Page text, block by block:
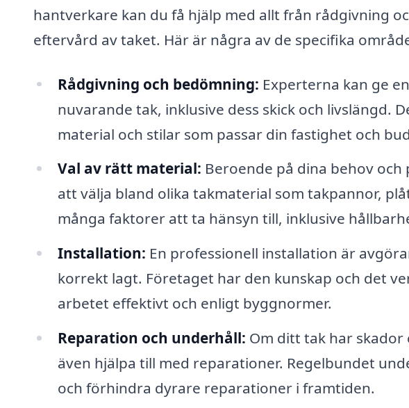
hantverkare kan du få hjälp med allt från rådgivning
eftervård av taket. Här är några av de specifika
Rådgivning och bedömning: Experterna kan ge
nuvarande tak, inklusive dess skick och livslängd.
material och stilar som passar din fastighet och
Val av rätt material: Beroende på dina behov
att välja bland olika takmaterial som takpannor,
många faktorer att ta hänsyn till, inklusive
Installation: En professionell installation är
korrekt lagt. Företaget har den kunskap och det
arbetet effektivt och enligt byggnormer.
Reparation och underhåll: Om ditt tak har
även hjälpa till med reparationer. Regelbundet
och förhindra dyrare reparationer i framtiden.